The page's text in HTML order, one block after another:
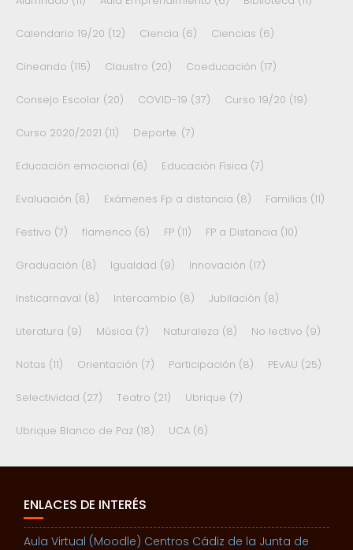
Calendario 19/20 (12) Ciencia (6) Ciencias (6)
Cineando (115) Claustro (20) Coeducación (17)
Consejo Escolar (20) COVID-19 (37) Curso 19/20 (19)
Curso 2020/2021 (11) Deporte. (7)
Educación emocional (6) Educación Física (7)
Evaluación (8) Exámenes Fp a distancia (8) Familias (11)
Festivo (7) flamenco (6) FP (11) FP a Distancia (10)
Graduación (8) Igualdad (9) Innovación (17)
Insticarnaval (8) Intercambio (8) Jubilación (8)
Literatura (9) Música (7) Naturaleza (8) No lectivo (9)
Notas (11) Orientación (7) Participación (8) PEvAU (25)
Selectividad (27) Teatro (21) Ubrique (7)
Ubrique Blanco de Paz (18) UCA (6)
ENLACES DE INTERÉS
Aula Virtual (Moodle) Centros Cádiz de la Junta de